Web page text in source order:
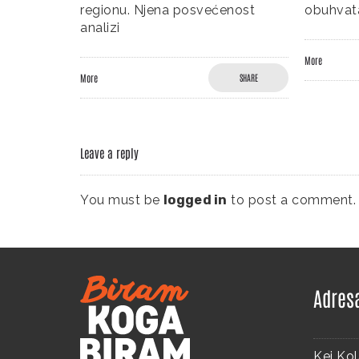
obuhvata
More SHARE
Leave a reply
You must be logged in to post a comment.
Kej